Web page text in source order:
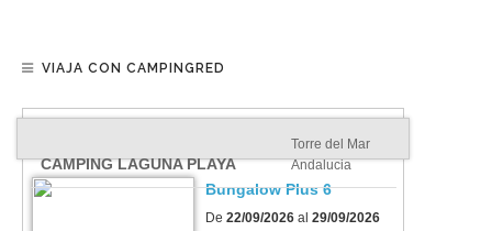
VIAJA CON CAMPINGRED
CAMPING LAGUNA PLAYA
Torre del Mar
Andalucia
Bungalow Plus 6
De 22/09/2026 al 29/09/2026